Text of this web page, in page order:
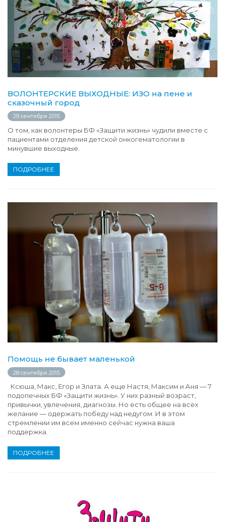
ВОЛОНТЕРСКИЕ ВЫХОДНЫЕ: ИЗО на пене и
сказочный город
29 сентября 2015
О том, как волонтеры БФ «Защити жизнь» чудили вместе с
пациентами отделения детской онкогематологии в
минувшие выходные.
ПОДРОБНЕЕ
Помощь не бывает маленькой
28 сентября 2015
Ксюша, Макс, Егор и Злата. А еще Настя, Максим и Аня — 7
подопечных БФ «Защити жизнь». У них разный возраст,
привычки, увлечения, диагнозы. Но есть общее на всех
желание — одержать победу над недугом. И в этом
стремлении им всем именно сейчас нужна ваша
поддержка.
ПОДРОБНЕЕ